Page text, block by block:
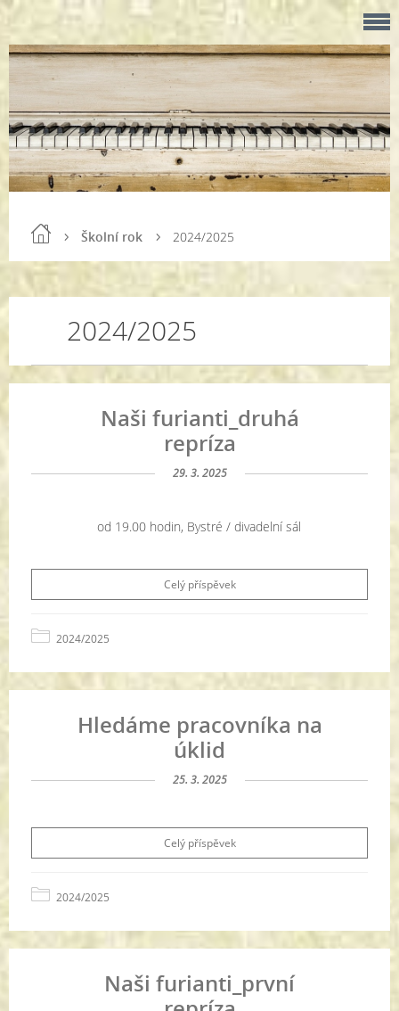
Školní rok 2024/2025
2024/2025
Naši furianti_druhá
repríza
29. 3. 2025
od 19.00 hodin, Bystré / divadelní sál
Celý příspěvek
2024/2025
Hledáme pracovníka na
úklid
25. 3. 2025
Celý příspěvek
2024/2025
Naši furianti_první